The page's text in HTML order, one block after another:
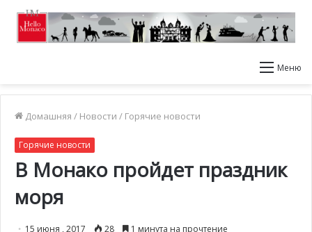
Меню
Домашняя / Новости / Горячие новости
Горячие новости
В Монако пройдет праздник
моря
15 июня , 2017 28 1 минута на прочтение